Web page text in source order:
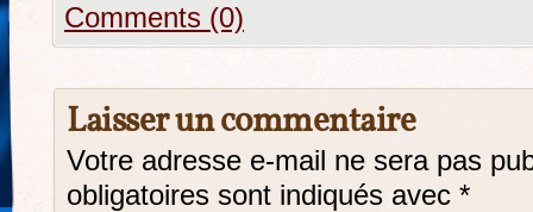
Comments (0)
Laisser un commentaire
Votre adresse e-mail ne sera pas
obligatoires sont indiqués avec *